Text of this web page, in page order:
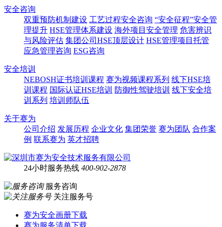
安全咨询
双重预防机制建设 工艺过程安全咨询 “安全征程”安全管
理提升 HSE管理体系建设 海外项目安全管理 危害辨识
与风险评估 集团公司HSE顶层设计 HSE管理项目托管
应急管理咨询 ESG咨询
安全培训
NEBOSH证书培训课程 赛为视频课程系列 线下HSE培
训课程 国际认证HSE培训 防御性驾驶培训 线下安全培
训系列 培训师队伍
关于赛为
公司介绍 发展历程 企业文化 集团荣誉 赛为团队 合作案
例 联系赛为 英才招聘
24小时服务热线 400-902-2878
服务咨询
关注服务号
赛为安全画册下载
赛为服务清单下载